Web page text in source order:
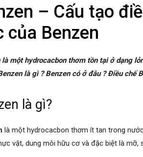
– Cấu tạo
của Benzen
là một hydrocacbon thơm tồn tại ở dạng
là gì ? Benzen có ở đâu ? Điều chế
là gì?
là một hydrocacbon thơm ít tan trong
vật, dung môi hữu cơ và đặc biệt là mỡ,